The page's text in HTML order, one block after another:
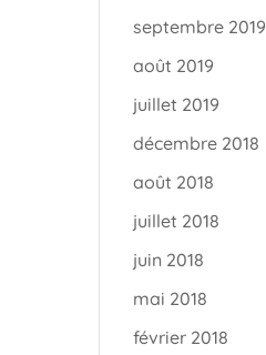
septembre 2019
août 2019
juillet 2019
décembre 2018
août 2018
juillet 2018
juin 2018
mai 2018
février 2018